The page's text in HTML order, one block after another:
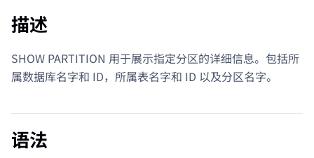
描述
SHOW PARTITION 用于展示指定分区的详细信息。包括所
属数据库名字和 ID，所属表名字和 ID 以及分区名字。
语法